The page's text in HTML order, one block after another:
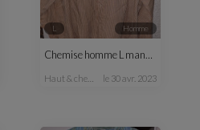
L homme
Chemise homme L manches longues
haut & chemise le 30 avr. 2023